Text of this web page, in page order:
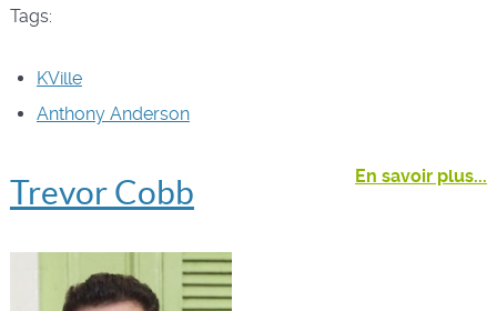
Tags:
KVille
Anthony Anderson
En savoir plus...
Trevor Cobb